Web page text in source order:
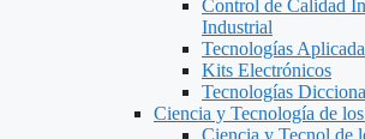
Control de Calidad
Industrial
Tecnologías
Kits Electrónicos
Tecnologías
Ciencia y Tecnología de
Ciencia y Tecnol de